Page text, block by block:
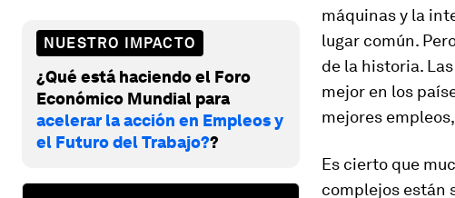
NUESTRO IMPACTO
¿Qué está haciendo el Foro
Económico Mundial para
acelerar la acción en Empleos y
el Futuro del Trabajo??
máquinas y la
lugar común.
de la historia.
mejor en los
mejores
Es cierto que
complejos están